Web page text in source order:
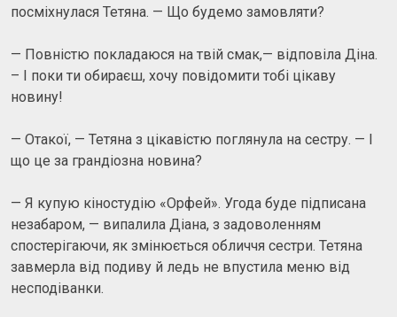
посміхнулася Тетяна. — Що будемо замовляти?
— Повністю покладаюся на твій смак,— відповіла Діна.
– І поки ти обираєш, хочу повідомити тобі цікаву
новину!
— Отакої, — Тетяна з цікавістю поглянула на сестру. — І
що це за грандіозна новина?
— Я купую кіностудію «Орфей». Угода буде підписана
незабаром, — випалила Діана, з задоволенням
спостерігаючи, як змінюється обличчя сестри. Тетяна
завмерла від подиву й ледь не впустила меню від
несподіванки.